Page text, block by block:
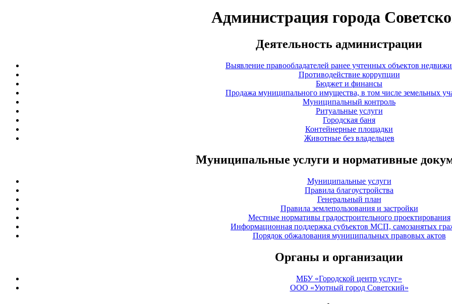
Администрация города
Деятельность администрации
Выявление правообладателей ранее учтенных объектов
Противодействие коррупции
Бюджет и финансы
Продажа муниципального имущества, в том числе земельных
Муниципальный контроль
Ритуальные услуги
Городская баня
Контейнерные площадки
Животные без владельцев
Муниципальные услуги и нормативные
Муниципальные услуги
Правила благоустройства
Генеральный план
Правила землепользования и застройки
Местные нормативы градостроительного проектирования
Информационная поддержка субъектов МСП, самозанятых
Порядок обжалования муниципальных правовых актов
Органы и организации
МБУ «Городской центр услуг»
ООО «Уютный город Советский»